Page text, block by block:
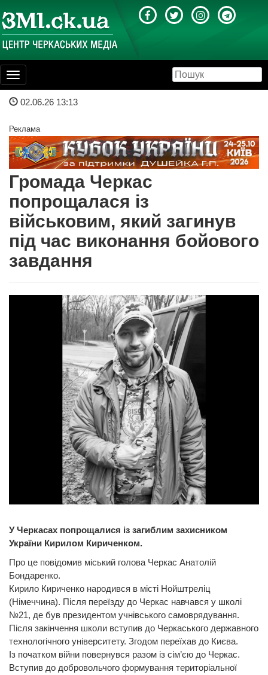
Toggle
navigation
02.06.26 13:13
Реклама
Громада Черкас
попрощалася із
військовим, який загинув
під час виконання бойового
завдання
У Черкасах попрощалися із загиблим захисником
України Кирилом Кириченком.
Про це повідомив міський голова Черкас Анатолій
Бондаренко.
Кирило Кириченко народився в місті Нойштреліц
(Німеччина). Після переїзду до Черкас навчався у школі
№21, де був президентом учнівського самоврядування.
Після закінчення школи вступив до Черкаського державного
технологічного університету. Згодом переїхав до Києва.
Із початком війни повернувся разом із сім’єю до Черкас.
Вступив до добровольчого формування територіальної